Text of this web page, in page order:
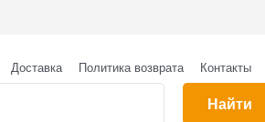
Доставка Политика возврата Контакты
Найти